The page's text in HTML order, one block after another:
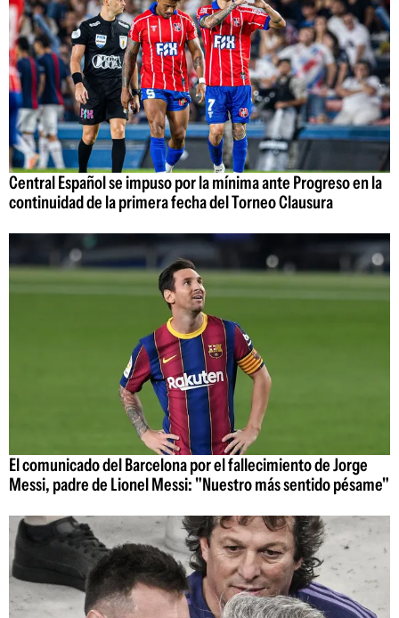
Central Español se impuso por la mínima ante Progreso en la
continuidad de la primera fecha del Torneo Clausura
El comunicado del Barcelona por el fallecimiento de Jorge
Messi, padre de Lionel Messi: "Nuestro más sentido pésame"